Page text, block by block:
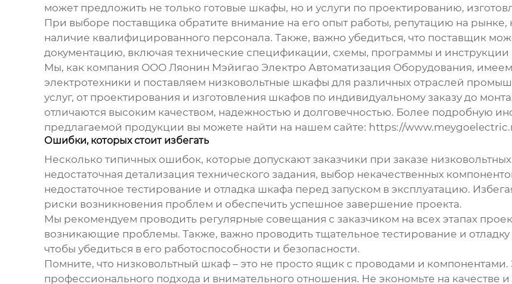
может предложить не только готовые шкафы, но и услуги по проектированию,
При выборе поставщика обратите внимание на его опыт работы, репутацию на рынке,
наличие квалифицированного персонала. Также, важно убедиться, что поставщик
документацию, включая технические спецификации, схемы, программы и инструкции
Мы, как компания ООО Ляонин Мэйигао Электро Автоматизация Оборудования,
электротехники и поставляем низковольтные шкафы для различных отраслей
услуг, от проектирования и изготовления шкафов по индивидуальному заказу до
отличаются высоким качеством, надежностью и долговечностью. Более подробную
предлагаемой продукции вы можете найти на нашем сайте: https://
Ошибки, которых стоит избегать
Несколько типичных ошибок, которые допускают заказчики при заказе
недостаточная детализация технического задания, выбор некачественных
недостаточное тестирование и отладка шкафа перед запуском в эксплуатацию.
риски возникновения проблем и обеспечить успешное завершение проекта.
Мы рекомендуем проводить регулярные совещания с заказчиком на всех этапах
возникающие проблемы. Также, важно проводить тщательное тестирование и
чтобы убедиться в его работоспособности и безопасности.
Помните, что низковольтный шкаф– это не просто ящик с проводами и компонентами.
профессионального подхода и внимательного отношения. Не экономьте на